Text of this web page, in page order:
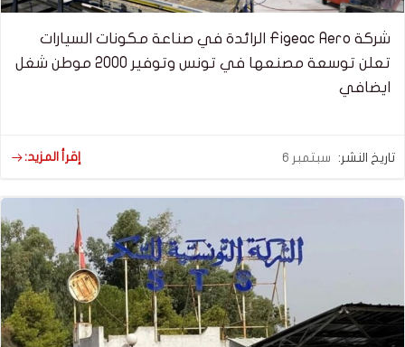
شركة Figeac Aero الرائدة في صناعة مكونات السيارات
تعلن توسعة مصنعها في تونس وتوفير 2000 موطن شغل
ايضافي
تاريخ النشر: سبتمبر 6 إقرأ المزيد: